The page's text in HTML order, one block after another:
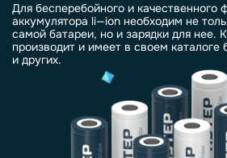
Для бесперебойного и качественного
аккумулятора li—ion необходим не
самой батареи, но и зарядки для нее.
производит и имеет в своем каталоге
и других.